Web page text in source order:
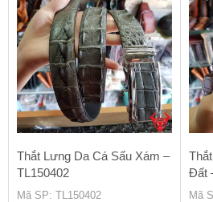
1,200,000₫.
Thắt Lưng Da Cá Sấu Xám –
TL150402
Mã SP: TL150402
Đất
Mã